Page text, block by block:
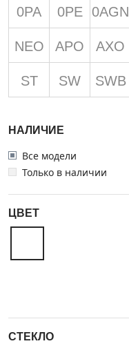
0PA 0PE 0AGN
NEO APO AXO
ST SW SWB
НАЛИЧИЕ
Все модели
Только в наличии
ЦВЕТ
СТЕКЛО